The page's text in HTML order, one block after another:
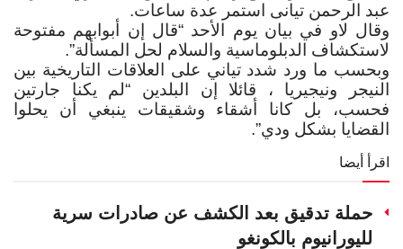
عبد الرحمن تيانى استمر عدة ساعات.
وقال لاو في بيان يوم الأحد “قال إن أبوابهم مفتوحة
لاستكشاف الدبلوماسية والسلام لحل المسألة.”
وبحسب ما ورد شدد تياني على العلاقات التاريخية بين
النيجر ونيجيريا ، قائلا إن البلدين “لم يكنا جارتين
فحسب، بل كانا أشقاء وشقيقات ينبغي أن يحلوا
القضايا بشكل ودي”.
اقرأ أيضا
حملة تدقيق بعد الكشف عن صادرات سرية
لليورانيوم بالكونغو